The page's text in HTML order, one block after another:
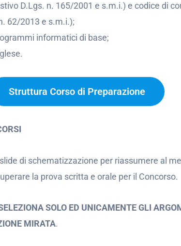
D.Lgs. n. 165/2001 e s.m.i.) e codice di
62/2013 e s.m.i.);
informatici di base;
Struttura Corso di Preparazione
di schematizzazione per riassumere al
la prova scritta e orale per il Concorso.
SOLO ED UNICAMENTE GLI
MIRATA.